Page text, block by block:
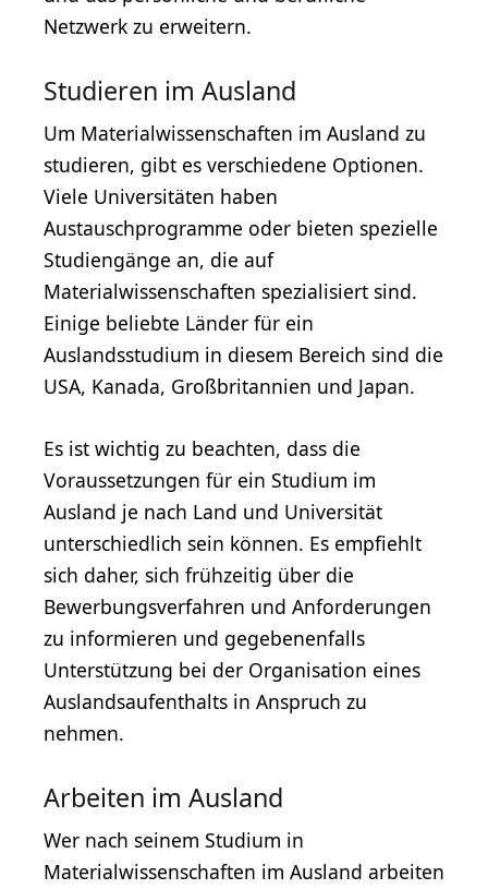
Netzwerk zu erweitern.
Studieren im Ausland
Um Materialwissenschaften im Ausland zu
studieren, gibt es verschiedene Optionen.
Viele Universitäten haben
Austauschprogramme oder bieten spezielle
Studiengänge an, die auf
Materialwissenschaften spezialisiert sind.
Einige beliebte Länder für ein
Auslandsstudium in diesem Bereich sind die
USA, Kanada, Großbritannien und Japan.
Es ist wichtig zu beachten, dass die
Voraussetzungen für ein Studium im
Ausland je nach Land und Universität
unterschiedlich sein können. Es empfiehlt
sich daher, sich frühzeitig über die
Bewerbungsverfahren und Anforderungen
zu informieren und gegebenenfalls
Unterstützung bei der Organisation eines
Auslandsaufenthalts in Anspruch zu
nehmen.
Arbeiten im Ausland
Wer nach seinem Studium in
Materialwissenschaften im Ausland arbeiten